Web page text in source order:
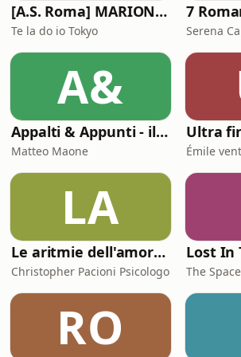
[A.S. Roma] MARIONE - Il portale della ControInformazione GialloRossa
Te la do io Tokyo Serena
A&
Appalti & Appunti - il procurement spiegato da chi lo vive
Matteo Maone
Ultra
Émile
LA
Le aritmie dell'amore. Palpitazioni e tachicardia dei legami affettivi
Christopher Pacioni Psicologo The
RO